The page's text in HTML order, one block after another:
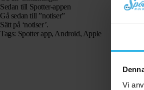
Vi
Sedan till Spotter-appen
Gå sedan till ”notiser”
Sätt på ‘notiser’.
Tags: Spotter app, Android, Apple